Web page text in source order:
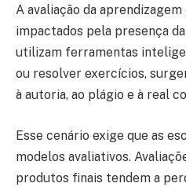
A avaliação da
impactados pela presença
utilizam ferramentas
ou resolver exercícios,
à autoria, ao plágio e à real
Esse cenário exige que as
modelos avaliativos.
produtos finais tendem a